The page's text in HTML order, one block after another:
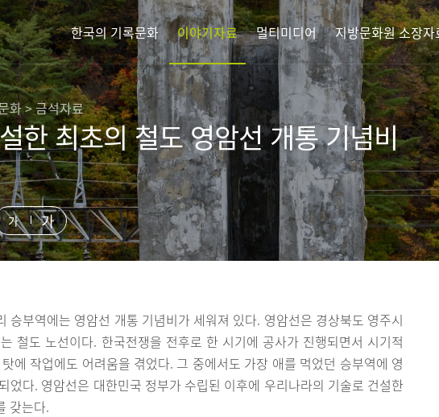
한국의 기록문화 이야기자료 멀티미디어 지방문화원 소장자
화 > 금석자료
한 최초의 철도 영암선 개통 기념비
가 가
승부역에는 영암선 개통 기념비가 세워져 있다. 영암선은 경상북도 영주시
철도 노선이다. 한국전쟁을 전후로 한 시기에 공사가 진행되면서 시기적
에 작업에도 어려움을 겪었다. 그 중에서도 가장 애를 먹었던 승부역에 영
었다. 영암선은 대한민국 정부가 수립된 이후에 우리나라의 기술로 건설한
갖는다.